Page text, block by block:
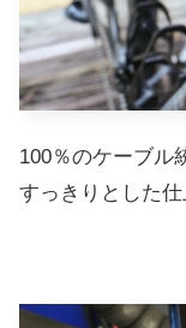
100％のケーブル
すっきりとした仕